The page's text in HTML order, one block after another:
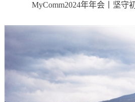
MyComm2024年年会丨坚守